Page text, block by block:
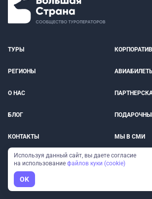
ТУРЫ
РЕГИОНЫ
О НАС
БЛОГ
КОНТАКТЫ МЫ В СМИ
ОПЛАТА СТРАХОВКА
ОТЗЫВЫ
Используя данный сайт, вы даете согласие
на использование файлов куки (cookie)
OK